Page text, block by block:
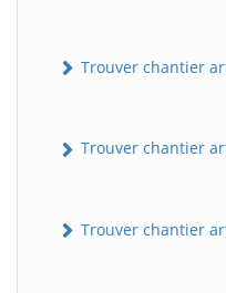
Trouver chantier
Trouver chantier
Trouver chantier